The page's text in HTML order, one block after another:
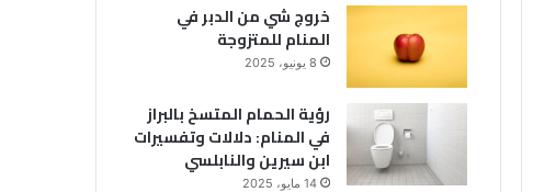
خروج شي من الدبر في
المنام للمتزوجة
8 يونيو، 2025
رؤية الحمام المتسخ بالبراز
في المنام: دلالات وتفسيرات
ابن سيرين والنابلسي
14 مايو، 2025